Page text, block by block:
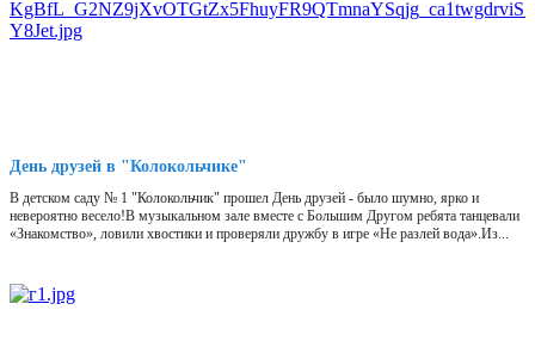
День друзей в "Колокольчике"
В детском саду № 1 "Колокольчик" прошел День друзей - было шумно, ярко и
невероятно весело!В музыкальном зале вместе с Большим Другом ребята танцевали
«Знакомство», ловили хвостики и проверяли дружбу в игре «Не разлей вода».Из...